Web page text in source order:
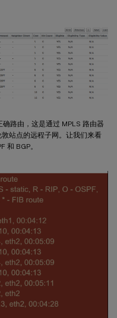
路由，这是通过 MPLS 路由器
站点的远程子网。让我们来看
和 BGP。